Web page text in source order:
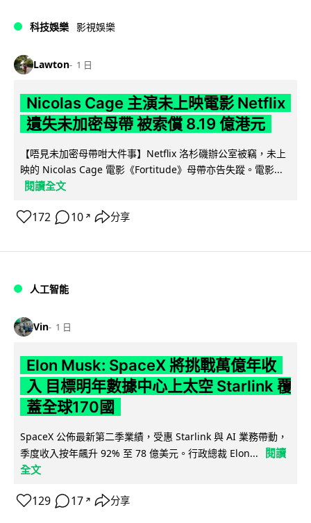
科技娛樂 影視娛樂
Lawton 1 日
Nicolas Cage 主演未上映電影 Netflix
遺失未加密母帶 被索償 8.19 億港元
【唔見未加密母帶咁大件事】Netflix 洛杉磯辦公室被竊，未上
映的 Nicolas Cage 電影《Fortitude》母帶亦告失蹤。電影...
閱讀全文
172 10 ↗ 分享
人工智能
Vin 1 日
Elon Musk: SpaceX 將挑戰萬億年收
入 目標明年數據中心上太空 Starlink 覆
蓋全球170國
SpaceX 公佈最新第二季業績，受惠 Starlink 與 AI 業務帶動，
季度收入按年飆升 92% 至 78 億美元。行政總裁 Elon...
閱讀
全文
129 17 ↗ 分享